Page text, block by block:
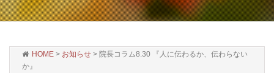
HOME > お知らせ > 院長コラム8.30 『人に伝わるか、伝わらない
か』